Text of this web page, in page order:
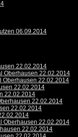
06.09.2014
22.02.2014
Oberhausen 22.02.2014
Oberhausen 22.02.2014
22.02.2014
22.02.2014
22.02.2014
22.02.2014
Oberhausen 22.02.2014
22.02.2014